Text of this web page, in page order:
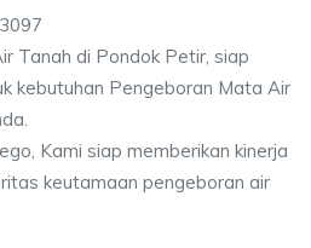
Tanah di Pondok Petir, siap
kebutuhan Pengeboran Mata Air
Kami siap memberikan kinerja
keutamaan pengeboran air